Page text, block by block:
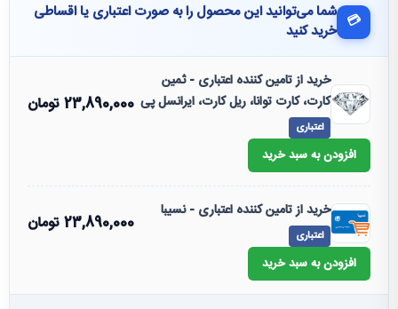
💳 شما می‌توانید این محصول را به صورت اعتباری یا اقساطی
خرید کنید
خرید از تامین کننده اعتباری - ثمین
کارت، کارت توانا، ریل کارت، ایرانسل پی
اعتباری
23,890,000تومان
افزودن به سبد خرید
خرید از تامین کننده اعتباری - نسیبا
اعتباری
23,890,000تومان
افزودن به سبد خرید